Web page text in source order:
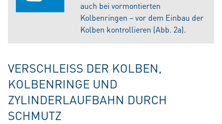
auch bei vormontierten
Kolbenringen – vor dem Einbau der
Kolben kontrollieren (Abb. 2a).
VERSCHLEISS DER KOLBEN,
KOLBENRINGE UND
ZYLINDERLAUFBAHN DURCH
SCHMUTZ